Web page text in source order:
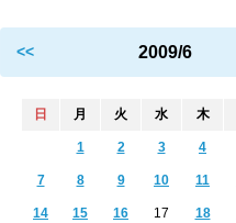
<< 2009/6
日 月 火 水 木
1 2 3 4
7 8 9 10 11
14 15 16 17 18